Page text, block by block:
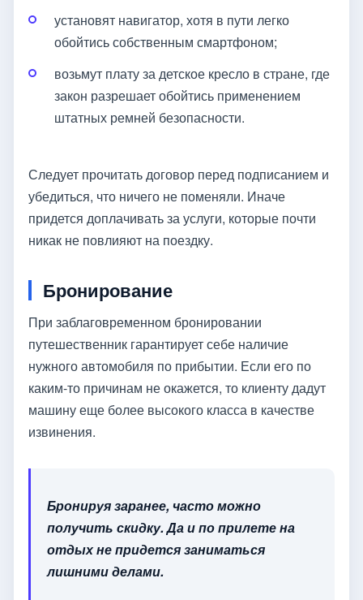
установят навигатор, хотя в пути легко
обойтись собственным смартфоном;
возьмут плату за детское кресло в стране, где
закон разрешает обойтись применением
штатных ремней безопасности.
Следует прочитать договор перед подписанием и
убедиться, что ничего не поменяли. Иначе
придется доплачивать за услуги, которые почти
никак не повлияют на поездку.
Бронирование
При заблаговременном бронировании
путешественник гарантирует себе наличие
нужного автомобиля по прибытии. Если его по
каким-то причинам не окажется, то клиенту дадут
машину еще более высокого класса в качестве
извинения.
Бронируя заранее, часто можно
получить скидку. Да и по прилете на
отдых не придется заниматься
лишними делами.